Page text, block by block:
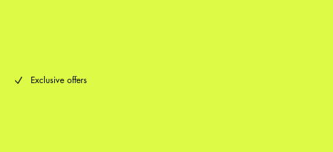
Exclusive offers